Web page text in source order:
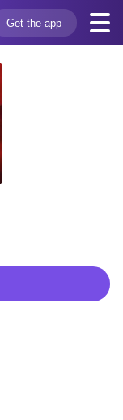
Get the app